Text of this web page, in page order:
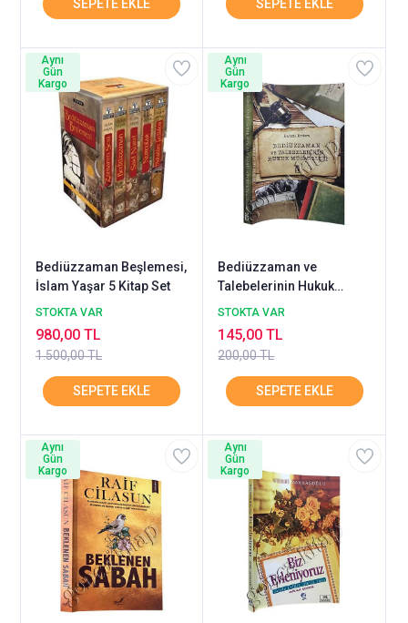
Bediüzzaman Beşlemesi,
İslam Yaşar 5 Kitap Set
STOKTA VAR
1.500,00 TL
980,00 TL
Aynı
Gün
Kargo
Bediüzzaman ve
Talebelerinin Hukuk
Mücadelesi
STOKTA VAR
200,00 TL
145,00 TL
Aynı
Gün
Kargo
Aynı
Gün
Kargo
Aynı
Gün
Kargo